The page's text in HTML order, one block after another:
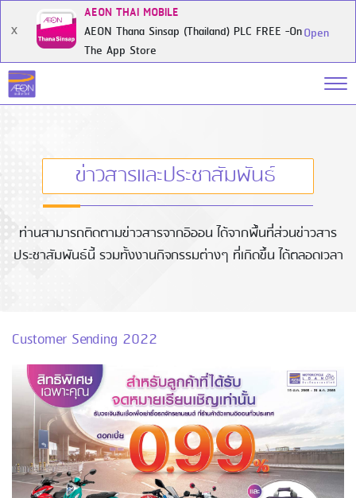
X
AEON THAI MOBILE
AEON Thana Sinsap (Thailand) PLC FREE -On
The App Store
Open
ข่าวสารและประชาสัมพันธ์
ท่านสามารถติดตามข่าวสารจากอิออน ได้จากพื้นที่ส่วนข่าวสาร
ประชาสัมพันธ์นี้ รวมทั้งงานกิจกรรมต่างๆ ที่เกิดขึ้น ได้ตลอดเวลา
Customer Sending 2022